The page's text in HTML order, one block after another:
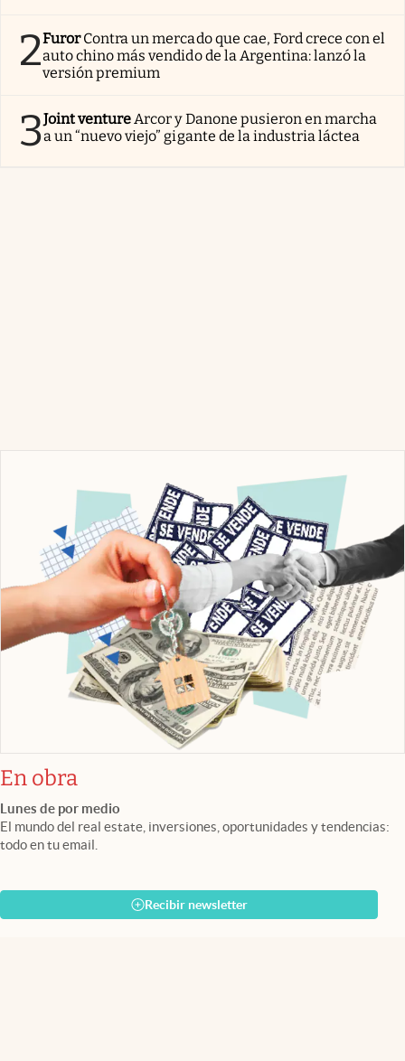
2Furor Contra un mercado que cae, Ford crece con el
auto chino más vendido de la Argentina: lanzó la
versión premium
3Joint ventureArcor y Danone pusieron en marcha
a un “nuevo viejo” gigante de la industria láctea
En obra
Lunes de por medio
El mundo del real estate, inversiones, oportunidades y tendencias:
todo en tu email.
Recibir newsletter